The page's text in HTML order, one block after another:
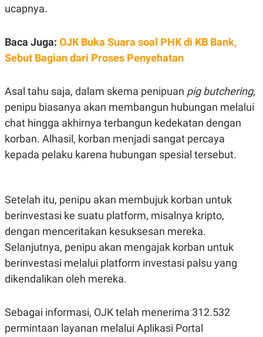
A
M
Y
E
E
I
A
G
G
N
N
A
K
I
E
R
J
A
M
N
E
P
P
R
A
D
E
T
I
G
K
ucapnya.
Baca Juga: OJK Buka Suara soal PHK di KB Bank,
Sebut Bagian dari Proses Penyehatan
Asal tahu saja, dalam skema penipuan pig butchering,
penipu biasanya akan membangun hubungan melalui
chat hingga akhirnya terbangun kedekatan dengan
korban. Alhasil, korban menjadi sangat percaya
kepada pelaku karena hubungan spesial tersebut.
Setelah itu, penipu akan membujuk korban untuk
berinvestasi ke suatu platform, misalnya kripto,
dengan menceritakan kesuksesan mereka.
Selanjutnya, penipu akan mengajak korban untuk
berinvestasi melalui platform investasi palsu yang
dikendalikan oleh mereka.
Sebagai informasi, OJK telah menerima 312.532
permintaan layanan melalui Aplikasi Portal